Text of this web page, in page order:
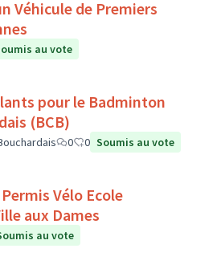
Véhicule de Premiers
au vote
pour le Badminton
(BCB)
0 0 Soumis au vote
Vélo Ecole
aux Dames
au vote